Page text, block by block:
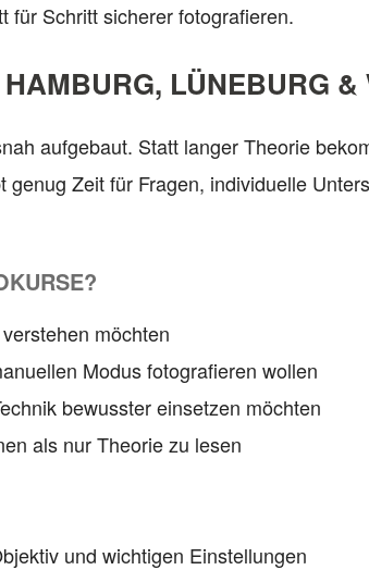
für Schritt sicherer fotografieren.
LÜNEBURG &
aufgebaut. Statt langer Theorie
Zeit für Fragen, individuelle
möchten
Modus fotografieren wollen
bewusster einsetzen möchten
als nur Theorie zu lesen
und wichtigen Einstellungen